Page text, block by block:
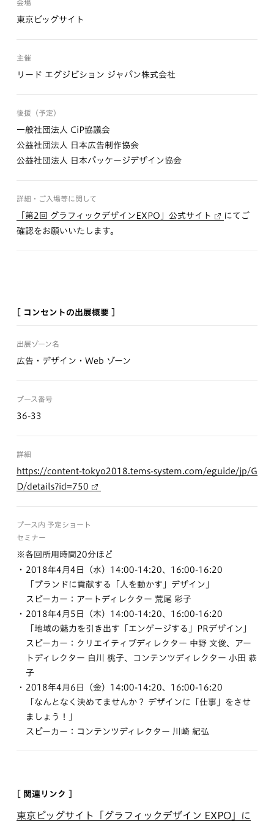
会場
東京ビッグサイト
主催
リード エグジビション ジャパン株式会社
後援（予定）
一般社団法人 CiP協議会
公益社団法人 日本広告制作協会
公益社団法人 日本パッケージデザイン協会
詳細・ご入場等に関して
「第2回 グラフィックデザインEXPO」公式サイト
にてご
確認をお願いいたします。
[ コンセントの出展概要 ]
出展ゾーン名
広告・デザイン・Web ゾーン
ブース番号
36-33
詳細
https://content-tokyo2018.tems-system.com/eguide/jp/G
D/details?id=750
ブース内 予定ショート
セミナー
※各回所用時間20分ほど
2018年4月4日（水）14:00-14:20、16:00-16:20
「ブランドに貢献する「人を動かす」デザイン」
スピーカー：アートディレクター 荒尾 彩子
2018年4月5日（木）14:00-14:20、16:00-16:20
「地域の魅力を引き出す「エンゲージする」PRデザイン」
スピーカー：クリエイティブディレクター 中野 文俊、アー
トディレクター 白川 桃子、コンテンツディレクター 小田 恭
子
2018年4月6日（金）14:00-14:20、16:00-16:20
「なんとなく決めてませんか？ デザインに「仕事」をさせ
ましょう！」
スピーカー：コンテンツディレクター 川崎 紀弘
[ 関連リンク ]
東京ビッグサイト「グラフィックデザイン EXPO」に